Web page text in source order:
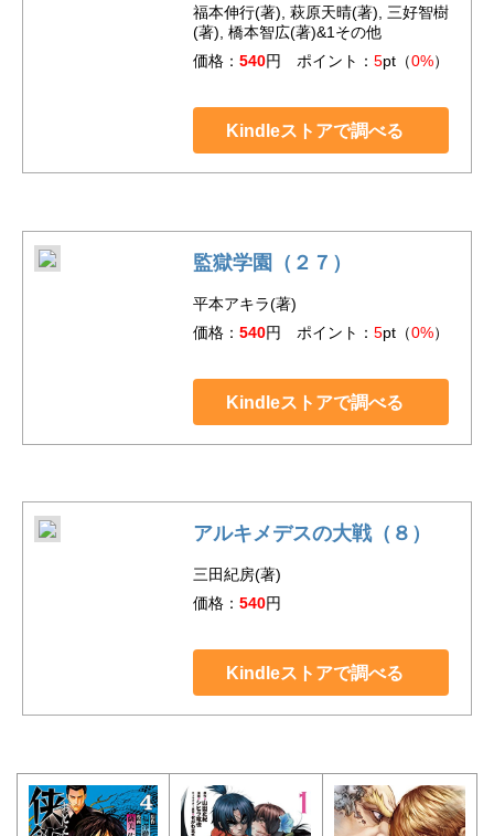
福本伸行(著), 萩原天晴(著), 三好智樹
(著), 橋本智広(著)&1その他
価格： 540円 ポイント： 5pt（0%）
Kindleストアで調べる
監獄学園（２７）
平本アキラ(著)
価格： 540円 ポイント： 5pt（0%）
Kindleストアで調べる
アルキメデスの大戦（８）
三田紀房(著)
価格： 540円
Kindleストアで調べる